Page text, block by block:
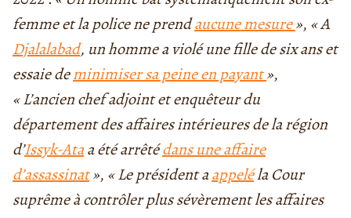
femme et la police ne prendaucune mesure», « A
Djalalabad, un homme a violé une fille de six ans et
essaie deminimiser sa peine en payant»,
« L’ancien chef adjoint et enquêteur du
département des affaires intérieures de la région
d’Issyk-Ataa été arrêtédans une affaire
d’assassinat», « Le président aappeléla Cour
suprême à contrôler plus sévèrement les affaires